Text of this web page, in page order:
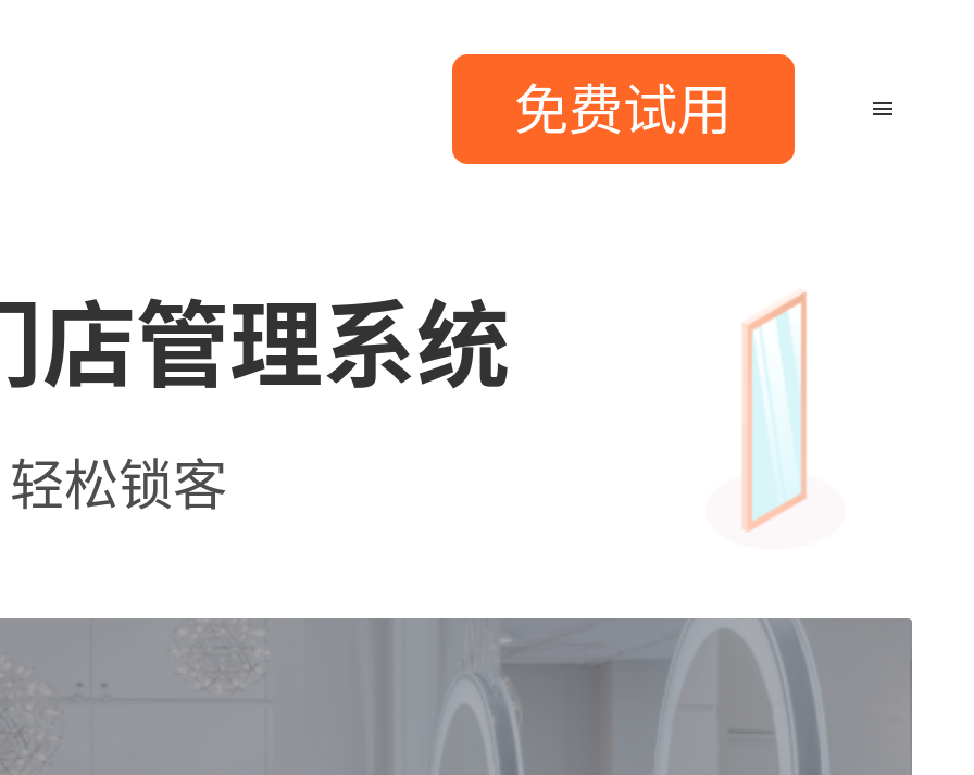
免费试用
店管理系统
松锁客